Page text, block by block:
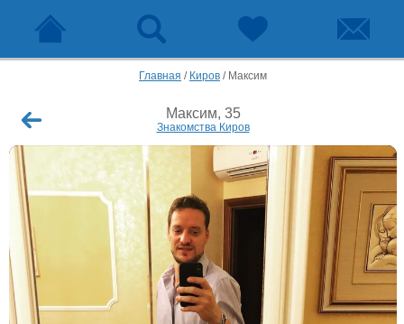
Главная / Киров / Максим
Максим, 35
Знакомства Киров